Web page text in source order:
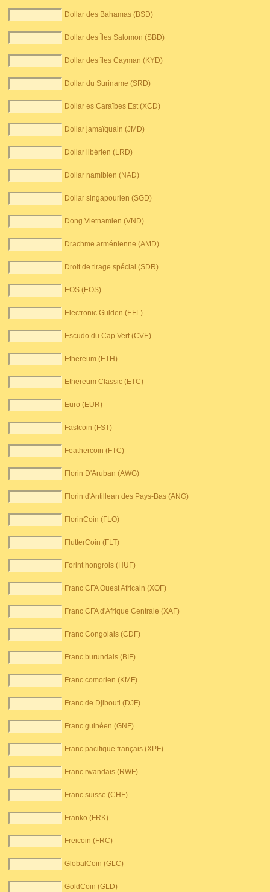
Dollar des Bahamas (BSD)
Dollar des Îles Salomon (SBD)
Dollar des îles Cayman (KYD)
Dollar du Suriname (SRD)
Dollar es Caraïbes Est (XCD)
Dollar jamaïquain (JMD)
Dollar libérien (LRD)
Dollar namibien (NAD)
Dollar singapourien (SGD)
Dong Vietnamien (VND)
Drachme arménienne (AMD)
Droit de tirage spécial (SDR)
EOS (EOS)
Electronic Gulden (EFL)
Escudo du Cap Vert (CVE)
Ethereum (ETH)
Ethereum Classic (ETC)
Euro (EUR)
Fastcoin (FST)
Feathercoin (FTC)
Florin D'Aruban (AWG)
Florin d'Antillean des Pays-Bas (ANG)
FlorinCoin (FLO)
FlutterCoin (FLT)
Forint hongrois (HUF)
Franc CFA Ouest Africain (XOF)
Franc CFA d'Afrique Centrale (XAF)
Franc Congolais (CDF)
Franc burundais (BIF)
Franc comorien (KMF)
Franc de Djibouti (DJF)
Franc guinéen (GNF)
Franc pacifique français (XPF)
Franc rwandais (RWF)
Franc suisse (CHF)
Franko (FRK)
Freicoin (FRC)
GlobalCoin (GLC)
GoldCoin (GLD)